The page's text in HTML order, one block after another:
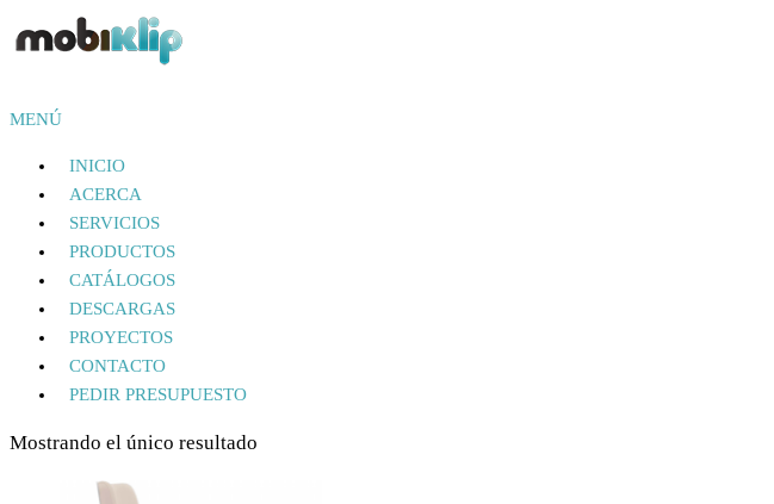
Saltar
al
MOBIKLIP
Mobiliario Industrial
MENÚ
INICIO
ACERCA
SERVICIOS
PRODUCTOS
CATÁLOGOS
DESCARGAS
PROYECTOS
CONTACTO
PEDIR PRESUPUESTO
Mostrando el único resultado